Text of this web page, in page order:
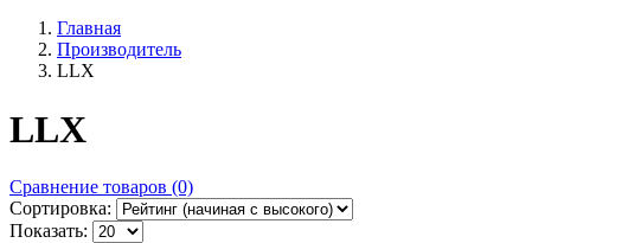
Главная
Производитель
LLX
LLX
Сравнение товаров (0)
Сортировка:
Показать: